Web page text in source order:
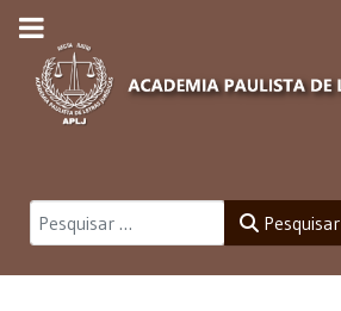
Pesquisar Pesquisar